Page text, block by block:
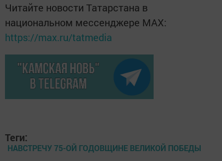
Читайте новости Татарстана в
национальном мессенджере MАХ:
https://max.ru/tatmedia
Теги:
НАВСТРЕЧУ 75-ОЙ ГОДОВЩИНЕ ВЕЛИКОЙ ПОБЕДЫ